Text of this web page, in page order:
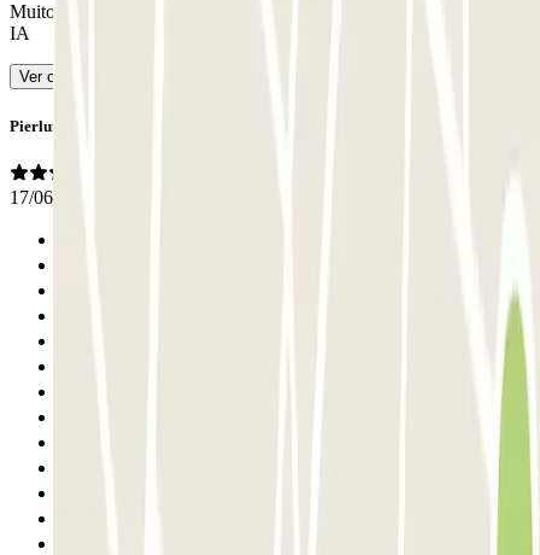
Muito correto, sem problemas, pessoal agradável
IA
Ver original
Pierluigi
17/06/2026